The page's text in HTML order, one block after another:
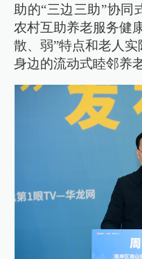
助的“三边三助”协
农村互助养老服务健
散、弱”特点和老人
身边的流动式睦邻养